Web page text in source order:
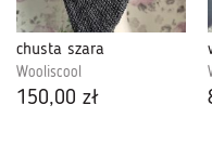
chusta szara
Wooliscool
150,00 zł